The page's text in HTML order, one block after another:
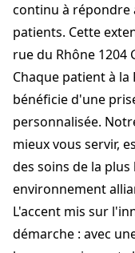
continu à répondre
patients. Cette
rue du Rhône 1204
Chaque patient à
bénéficie d'une
personnalisée.
mieux vous servir,
des soins de la
environnement
L'accent mis sur
démarche : avec